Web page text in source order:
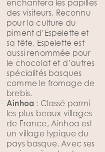
enchantera les papilles
des visiteurs. Reconnu
pour la culture du
piment d’Espelette et
sa fête, Espelette est
aussi renommée pour
le chocolat et d’autres
spécialités basques
comme le fromage de
brebis.
Ainhoa : Classé parmi
les plus beaux villages
de France, Ainhoa est
un village typique du
pays basque. Avec ses